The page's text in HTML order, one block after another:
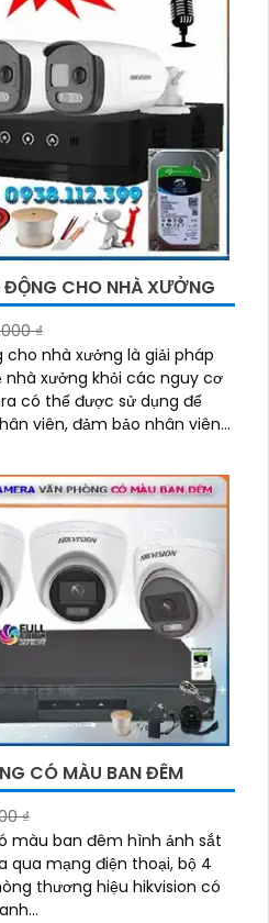
CHO NHÀ XƯỞNG
₫
nhà xưởng là giải pháp
nhà xưởng khỏi các nguy cơ
viên, đảm bảo nhân viên
CÓ MÀU BAN ĐÊM
₫
màu ban đêm hình ảnh sắt
qua mạng điện thoại, bộ 4
thương hiệu hikvision có